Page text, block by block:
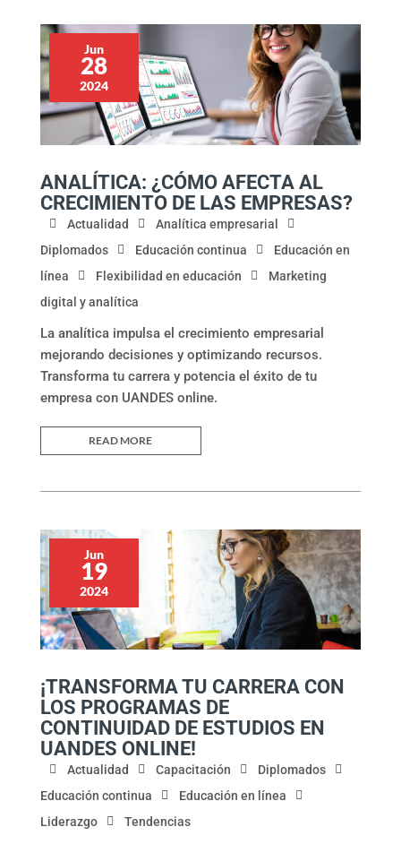
ANALÍTICA: ¿CÓMO AFECTA AL
CRECIMIENTO DE LAS EMPRESAS?
Actualidad
Analítica empresarial
Diplomados
Educación continua
Educación en
línea
Flexibilidad en educación
Marketing
digital y analítica
La analítica impulsa el crecimiento empresarial
mejorando decisiones y optimizando recursos.
Transforma tu carrera y potencia el éxito de tu
empresa con UANDES online.
READ MORE
Jun
28
2024
¡TRANSFORMA TU CARRERA CON
LOS PROGRAMAS DE
CONTINUIDAD DE ESTUDIOS EN
UANDES ONLINE!
Actualidad Capacitación
Diplomados
Educación continua
Educación en línea
Liderazgo
Tendencias
Jun
19
2024